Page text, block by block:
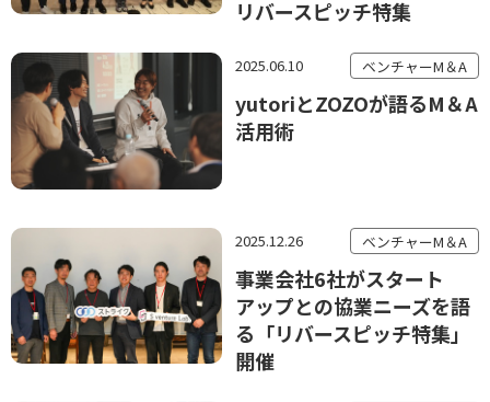
リバースピッチ特集
2025.06.10 ベンチャーM＆A
yutoriとZOZOが語るM＆A
活用術
2025.12.26 ベンチャーM＆A
事業会社6社がスタート
アップとの協業ニーズを語
る「リバースピッチ特集」
開催